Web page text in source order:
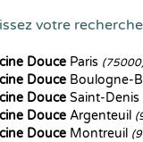
votre
Douce Paris
Douce Boulogne-
Douce Saint-Denis
Douce Argenteuil
Douce Montreuil